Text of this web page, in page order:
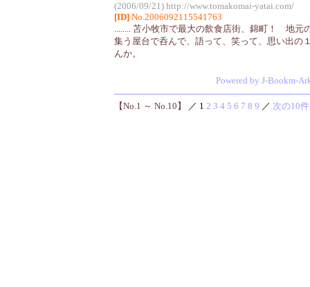
(2006/09/21) http://www.tomakomai-yatai.com/
[ID] No.2006092115541763
........ 苫小牧市で最大の飲食店街、錦町！ 地元
集う屋台で呑んで、語って、笑って、思い出の
んか。
Powered by J-Bookm-
【No.1 ～ No.10】 ／ 1 2 3 4 5 6 7 8 9 ／ 次の10件